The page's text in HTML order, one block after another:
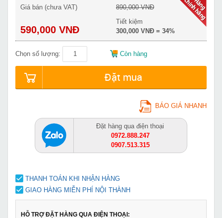
Giá bán (chưa VAT)
590,000 VNĐ
890,000 VNĐ
Tiết kiệm
300,000 VNĐ = 34%
Chọn số lượng: Còn hàng
Đặt mua
BÁO GIÁ NHANH
Đặt hàng qua điện thoại
0972.888.247
0907.513.315
THANH TOÁN KHI NHẬN HÀNG
GIAO HÀNG MIỄN PHÍ NỘI THÀNH
HỖ TRỢ ĐẶT HÀNG QUA ĐIỆN THOẠI: